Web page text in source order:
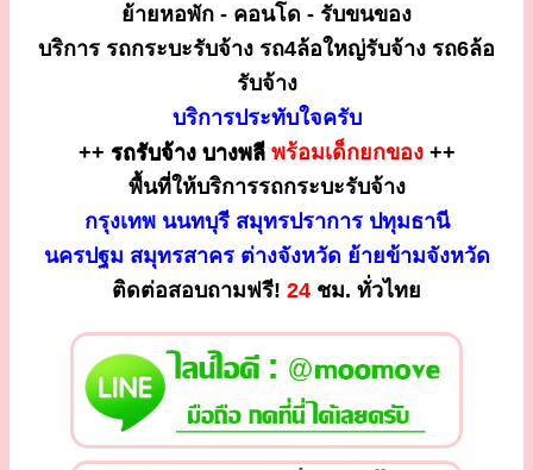
ย้ายหอพัก - คอนโด - รับขนของ
บริการ รถกระบะรับจ้าง รถ4ล้อใหญ่รับจ้าง รถ6ล้อ
รับจ้าง
บริการประทับใจครับ
++ รถรับจ้าง บางพลี พร้อมเด็กยกของ++
พื้นที่ให้บริการรถกระบะรับจ้าง
กรุงเทพ นนทบุรี สมุทรปราการ ปทุมธานี
นครปฐม สมุทรสาคร ต่างจังหวัด ย้ายข้ามจังหวัด
ติดต่อสอบถามฟรี! 24 ชม. ทั่วไทย